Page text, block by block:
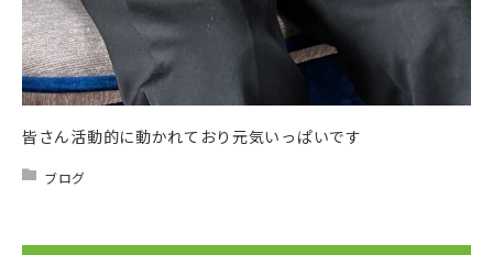
皆さん活動的に動かれており元気いっぱいです
ブログ